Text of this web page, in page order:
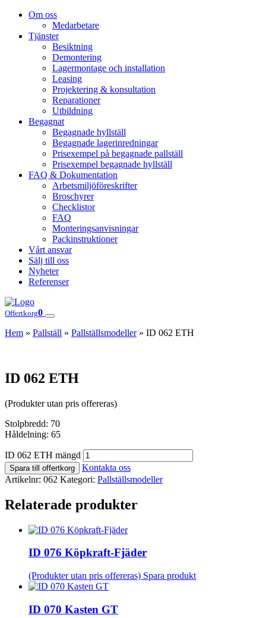
Om oss
Medarbetare
Tjänster
Besiktning
Demontering
Lagermontage och installation
Leasing
Projektering & konsultation
Reparationer
Utbildning
Begagnat
Begagnade hyllställ
Begagnade lagerinredningar
Prisexempel på begagnade pallställ
Prisexempel begagnade hyllställ
FAQ & Dokumentation
Arbetsmiljöföreskrifter
Broschyrer
Checklistor
FAQ
Monteringsanvisningar
Packinstruktioner
Vårt ansvar
Sälj till oss
Nyheter
Referenser
Offertkorg0
Hem » Pallställ » Pallställsmodeller» ID 062 ETH
ID 062 ETH
(Produkter utan pris offereras)
Stolpbredd: 70
Håldelning: 65
ID 062 ETH mängd
Spara till offertkorg
Kontakta oss
Artikelnr: 062 Kategori: Pallställsmodeller
Relaterade produkter
ID 076 Köpkraft-Fjäder
(Produkter utan pris offereras) Spara produkt
ID 070 Kasten GT